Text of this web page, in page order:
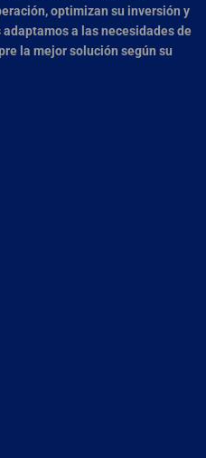
optimizan su inversión y
a las necesidades de
la mejor solución según su